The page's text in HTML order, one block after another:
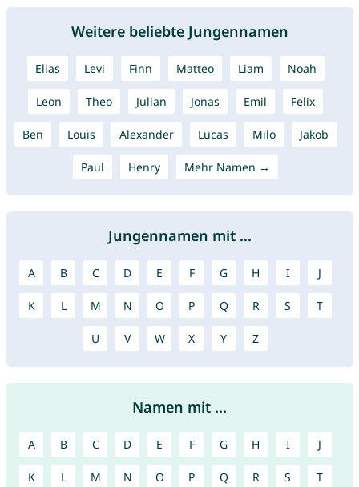
Weitere beliebte Jungennamen
Elias Levi Finn Matteo Liam Noah
Leon Theo Julian Jonas Emil Felix
Ben Louis Alexander Lucas Milo Jakob
Paul Henry Mehr Namen →
Jungennamen mit ...
A B C D E F G H I J
K L M N O P Q R S T
U V W X Y Z
Namen mit ...
A B C D E F G H I J
K L M N O P Q R S T